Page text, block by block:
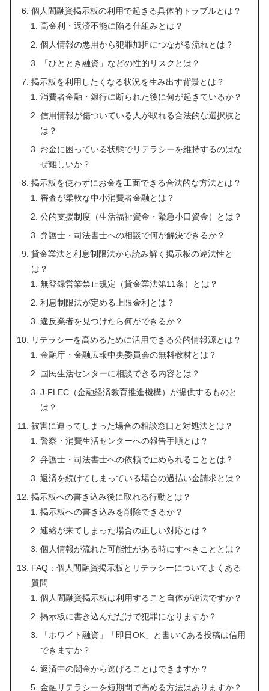
個人間融資掲示板の利用で起きる具体的トラブルとは？
高金利・返済不能に陥る仕組みとは？
個人情報の悪用から犯罪加担につながる流れとは？
「ひととき融資」などの性的リスクとは？
掲示板を利用したくなる状況を生み出す背景とは？
消費者金融・銀行に断られた後に何が起きているか？
信用情報が傷ついている人が取れる合法的な選択肢と
は？
お金に困っている状態でリテラシーを維持するのはな
ぜ難しいか？
掲示板を使わずにお金を工面できる合法的な方法とは？
審査が柔軟な中小消費者金融とは？
公的支援制度（生活福祉資金・緊急小口資金）とは？
弁護士・司法書士への相談で何が解決できるか？
貸金業法と利息制限法から読み解く掲示板の違法性と
は？
無登録営業禁止規定（貸金業法第11条）とは？
利息制限法が定める上限金利とは？
違反業者を見つけたら何ができるか？
リテラシーを高めるために活用できる公的情報源とは？
金融庁・金融広報中央委員会の無料教材とは？
国民生活センターに相談できる内容とは？
J-FLEC（金融経済教育推進機構）が提供するものと
は？
被害に遭ってしまった場合の相談窓口と対処法とは？
警察・消費生活センターへの報告手順とは？
弁護士・司法書士への依頼で止められることとは？
返済を続けてしまっている場合の過払い金請求とは？
掲示板への書き込み後に取れる行動とは？
掲示板への書き込みを削除できるか？
連絡が来てしまった場合の正しい対応とは？
個人情報が流れた可能性がある時にすべきこととは？
FAQ：個人間融資掲示板とリテラシーについてよくある
質問
個人間融資掲示板は利用すること自体が違法ですか？
掲示板に書き込んだだけで犯罪になりますか？
「ホワイト融資」「即日OK」と書いてある投稿は信用
できますか？
返済中の闇金から逃げることはできますか？
金融リテラシーを短期間で高める方法はありますか？